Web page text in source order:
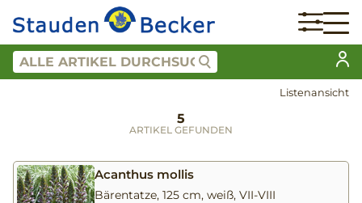
Listenansicht
5
ARTIKEL GEFUNDEN
Acanthus mollis
Bärentatze, 125 cm, weiß, VII-VIII